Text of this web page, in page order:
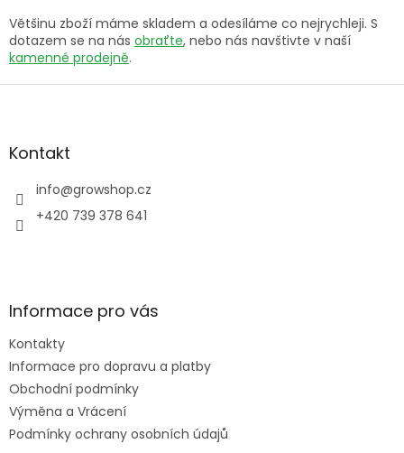
Většinu zboží máme skladem a odesíláme co nejrychleji. S
dotazem se na nás obraťte, nebo nás navštivte v naší
kamenné prodejně.
Z
aKontakt
info@growshop.cz
+420 739 378 641
Informace pro vás
Kontakty
Informace pro dopravu a platby
Obchodní podmínky
Výměna a Vrácení
Podmínky ochrany osobních údajů